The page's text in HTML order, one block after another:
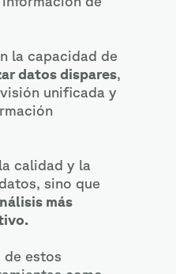
la capacidad de
datos dispares,
unificada y
calidad y la
sino que
más
de estos